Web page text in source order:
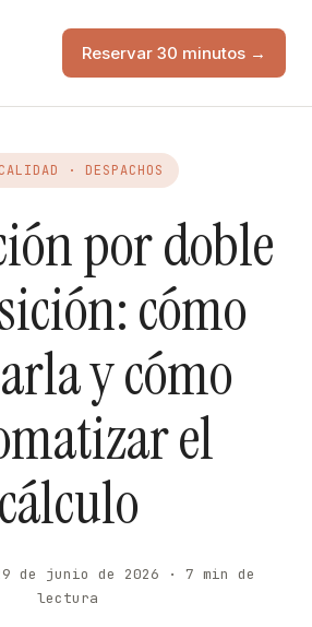
Reservar 30 minutos →
· DESPACHOS
por doble
cómo
y cómo
el
cálculo
de junio de 2026 · 7 min de
lectura